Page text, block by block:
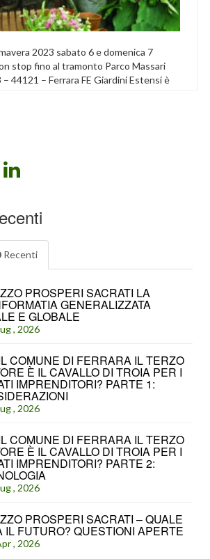
2023 sabato 6 e domenica 7
stop fino al tramonto Parco Massari
44121 – Ferrara FE Giardini Estensi è
Recenti
PROSPERI SACRATI LA
GENERALIZZATA
E GLOBALE
, 2026
COMUNE DI FERRARA IL TERZO
È IL CAVALLO DI TROIA PER I
IMPRENDITORI? PARTE 1:
, 2026
COMUNE DI FERRARA IL TERZO
È IL CAVALLO DI TROIA PER I
IMPRENDITORI? PARTE 2:
, 2026
PROSPERI SACRATI – QUALE
IL FUTURO? QUESTIONI APERTE
, 2026